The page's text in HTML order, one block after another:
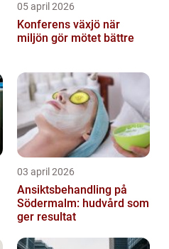
05 april 2026
Konferens växjö när
miljön gör mötet bättre
03 april 2026
Ansiktsbehandling på
Södermalm: hudvård som
ger resultat